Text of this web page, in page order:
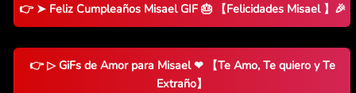
👉 ➤ Feliz Cumpleaños Misael GIF 🎂 【Felicidades Misael 】🎉
👉 ▷ GiFs de Amor para Misael ❤ 【Te Amo, Te quiero y Te
Extraño】